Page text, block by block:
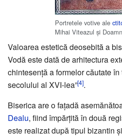
Portretele votive ale
Mihai Viteazul și
Valoarea estetică deosebită a
Vodă este dată de arhitectura
chintesență a formelor căutate
secolului al XVI-lea”[4].
Biserica are o fațadă
Dealu, fiind împărțită în două
este realizat după tipul bizantin